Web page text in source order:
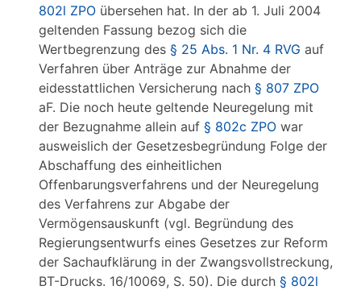
802l ZPO übersehen hat. In der ab 1. Juli 2004
geltenden Fassung bezog sich die
Wertbegrenzung des § 25 Abs. 1 Nr. 4 RVG auf
Verfahren über Anträge zur Abnahme der
eidesstattlichen Versicherung nach § 807 ZPO
aF. Die noch heute geltende Neuregelung mit
der Bezugnahme allein auf § 802c ZPO war
ausweislich der Gesetzesbegründung Folge der
Abschaffung des einheitlichen
Offenbarungsverfahrens und der Neuregelung
des Verfahrens zur Abgabe der
Vermögensauskunft (vgl. Begründung des
Regierungsentwurfs eines Gesetzes zur Reform
der Sachaufklärung in der Zwangsvollstreckung,
BT-Drucks. 16/10069, S. 50). Die durch § 802l